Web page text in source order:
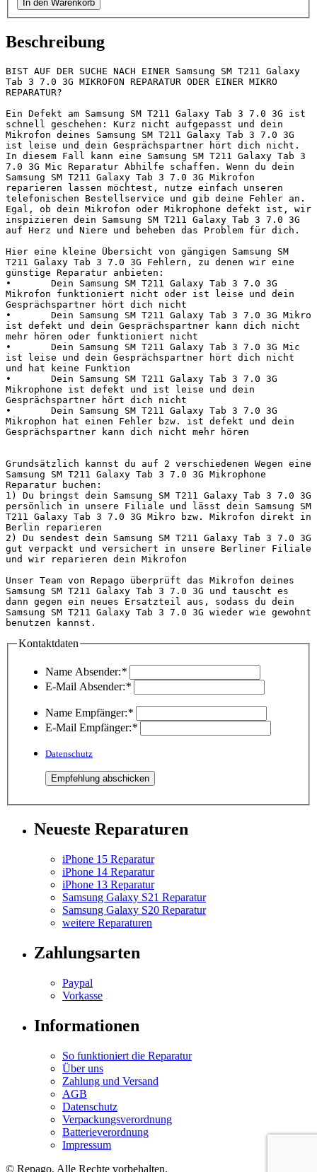
In den Warenkorb
Beschreibung
BIST AUF DER SUCHE NACH EINER Samsung SM T211 Galaxy
Tab 3 7.0 3G MIKROFON REPARATUR ODER EINER MIKRO
REPARATUR?
Ein Defekt am Samsung SM T211 Galaxy Tab 3 7.0 3G ist
schnell geschehen: Kurz nicht aufgepasst und dein
Mikrofon deines Samsung SM T211 Galaxy Tab 3 7.0 3G
ist leise und dein Gesprächspartner hört dich nicht.
In diesem Fall kann eine Samsung SM T211 Galaxy Tab 3
7.0 3G Mic Reparatur Abhilfe schaffen. Wenn du dein
Samsung SM T211 Galaxy Tab 3 7.0 3G Mikrofon
reparieren lassen möchtest, nutze einfach unseren
telefonischen Bestellservice und gib deine Fehler an.
Egal, ob dein Mikrofon oder Mikrophone defekt ist, wir
inspizieren dein Samsung SM T211 Galaxy Tab 3 7.0 3G
auf Herz und Niere und beheben das Problem für dich.
Hier eine kleine Übersicht von gängigen Samsung SM
T211 Galaxy Tab 3 7.0 3G Fehlern, zu denen wir eine
günstige Reparatur anbieten:
•	Dein Samsung SM T211 Galaxy Tab 3 7.0 3G
Mikrofon funktioniert nicht oder ist leise und dein
Gesprächspartner hört dich nicht
•	Dein Samsung SM T211 Galaxy Tab 3 7.0 3G Mikro
ist defekt und dein Gesprächspartner kann dich nicht
mehr hören oder funktioniert nicht
•	Dein Samsung SM T211 Galaxy Tab 3 7.0 3G Mic
ist leise und dein Gesprächspartner hört dich nicht
und hat keine Funktion
•	Dein Samsung SM T211 Galaxy Tab 3 7.0 3G
Mikrophone ist defekt und ist leise und dein
Gesprächspartner hört dich nicht
•	Dein Samsung SM T211 Galaxy Tab 3 7.0 3G
Mikrophon hat einen Fehler bzw. ist defekt und dein
Gesprächspartner kann dich nicht mehr hören
Grundsätzlich kannst du auf 2 verschiedenen Wegen eine
Samsung SM T211 Galaxy Tab 3 7.0 3G Mikrophone
Reparatur buchen:
1) Du bringst dein Samsung SM T211 Galaxy Tab 3 7.0 3G
persönlich in unsere Filiale und lässt dein Samsung SM
T211 Galaxy Tab 3 7.0 3G Mikro bzw. Mikrofon direkt in
Berlin reparieren
2) Du sendest dein Samsung SM T211 Galaxy Tab 3 7.0 3G
gut verpackt und versichert in unsere Berliner Filiale
und wir reparieren dein Mikrofon
Unser Team von Repago überprüft das Mikrofon deines
Samsung SM T211 Galaxy Tab 3 7.0 3G und tauscht es
dann gegen ein neues Ersatzteil aus, sodass du dein
Samsung SM T211 Galaxy Tab 3 7.0 3G wieder wie gewohnt
Kontaktdaten
Name Absender:*
E-Mail Absender:*
Name Empfänger:*
E-Mail Empfänger:*
Datenschutz
Neueste Reparaturen
iPhone 15 Reparatur
iPhone 14 Reparatur
iPhone 13 Reparatur
Samsung Galaxy S21 Reparatur
Samsung Galaxy S20 Reparatur
weitere Reparaturen
Zahlungsarten
Paypal
Vorkasse
Informationen
So funktioniert die Reparatur
Über uns
Zahlung und Versand
AGB
Datenschutz
Verpackungsverordnung
Batterieverordnung
Impressum
© Repago. Alle Rechte vorbehalten.